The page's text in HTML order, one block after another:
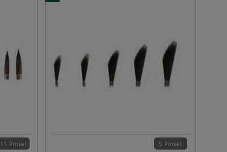
11 Pinsel 5 Pinsel